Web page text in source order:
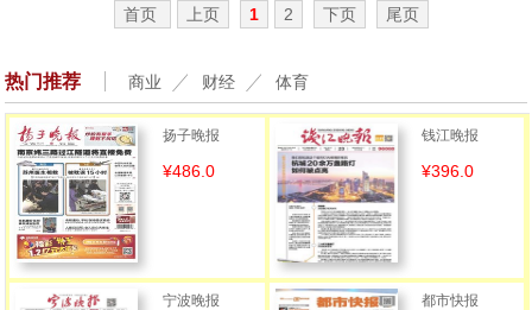
首页 上页 1 2 下页 尾页
热门推荐 商业 财经 体育
扬子晚报
¥486.0
钱江晚报
¥396.0
宁波晚报 都市快报